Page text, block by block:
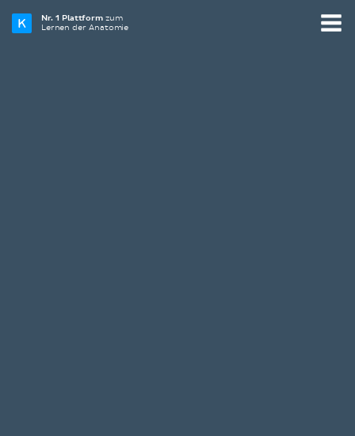
Nr. 1 Plattformzum
Lernen der Anatomie